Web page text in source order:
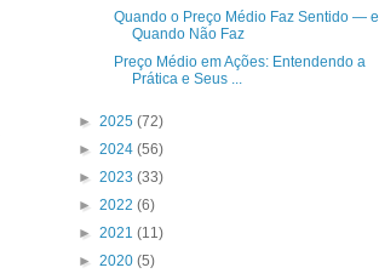
Quando o Preço Médio Faz Sentido — e
Quando Não Faz
Preço Médio em Ações: Entendendo a
Prática e Seus ...
► 2025 (72)
► 2024 (56)
► 2023 (33)
► 2022 (6)
► 2021 (11)
► 2020 (5)